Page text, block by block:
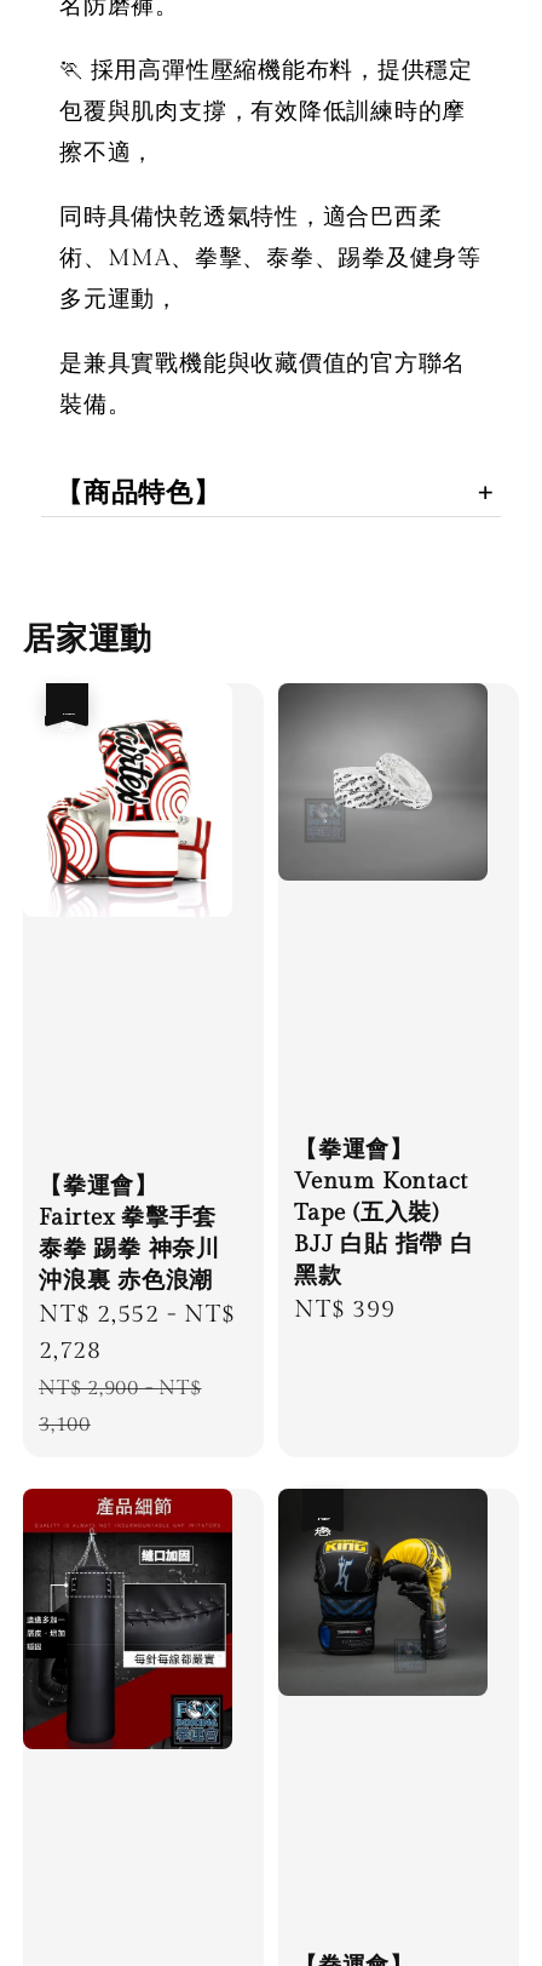
名防磨褲。
🏃 採用高彈性壓縮機能布料，提供穩定
包覆與肌肉支撐，有效降低訓練時的摩
擦不適，
同時具備快乾透氣特性，適合巴西柔
術、MMA、拳擊、泰拳、踢拳及健身等
多元運動，
是兼具實戰機能與收藏價值的官方聯名
裝備。
【商品特色】
居家運動
【拳運會】
Fairtex 拳擊手套
泰拳 踢拳 神奈川
沖浪裏 赤色浪潮
Sale
price
NT$ 2,552 - NT$
2,728
Regular
price
NT$ 2,900-NT$
3,100
【拳運會】
Venum Kontact
Tape (五入裝)
BJJ 白貼 指帶 白
黑款
Regular
NT$ 399